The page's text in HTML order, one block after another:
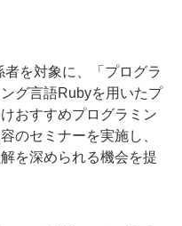
を対象に、「プログラ
グ言語Rubyを用いたプ
おすすめプログラミン
のセミナーを実施し、
を深められる機会を提